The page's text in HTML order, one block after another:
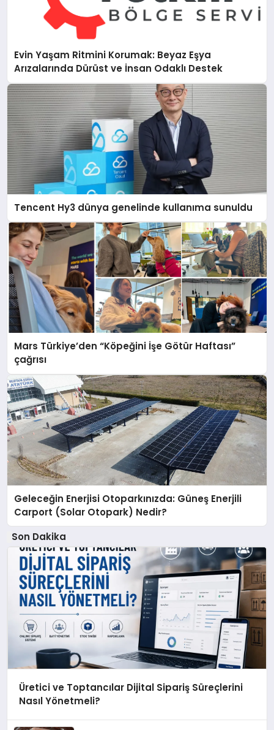
Evin Yaşam Ritmini Korumak: Beyaz Eşya
Arızalarında Dürüst ve İnsan Odaklı Destek
Tencent Hy3 dünya genelinde kullanıma sunuldu
Mars Türkiye’den “Köpeğini İşe Götür Haftası”
çağrısı
Geleceğin Enerjisi Otoparkınızda: Güneş Enerjili
Carport (Solar Otopark) Nedir?
Son Dakika
Üretici ve Toptancılar Dijital Sipariş Süreçlerini
Nasıl Yönetmeli?